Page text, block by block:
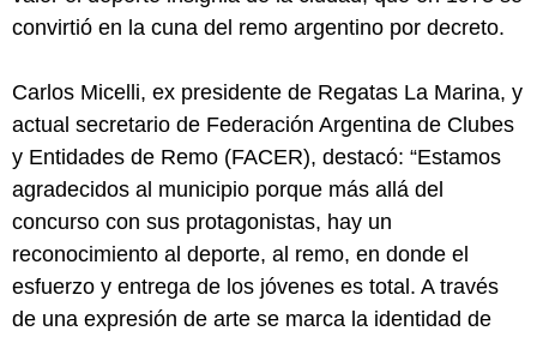
convirtió en la cuna del remo argentino por decreto.
Carlos Micelli, ex presidente de Regatas La Marina, y
actual secretario de Federación Argentina de Clubes
y Entidades de Remo (FACER), destacó: “Estamos
agradecidos al municipio porque más allá del
concurso con sus protagonistas, hay un
reconocimiento al deporte, al remo, en donde el
esfuerzo y entrega de los jóvenes es total. A través
de una expresión de arte se marca la identidad de